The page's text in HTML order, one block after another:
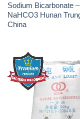
Sodium Bicarbonate
NaHCO3 Hunan
China